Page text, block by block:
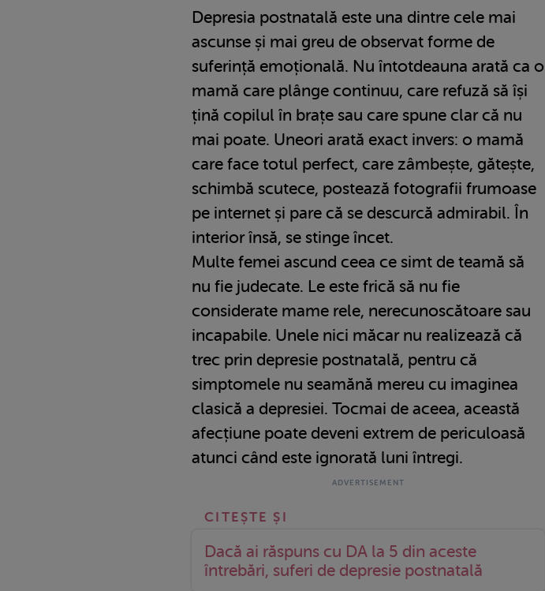
Depresia postnatală este una dintre cele mai
ascunse și mai greu de observat forme de
suferință emoțională. Nu întotdeauna arată ca o
mamă care plânge continuu, care refuză să își
țină copilul în brațe sau care spune clar că nu
mai poate. Uneori arată exact invers: o mamă
care face totul perfect, care zâmbește, gătește,
schimbă scutece, postează fotografii frumoase
pe internet și pare că se descurcă admirabil. În
interior însă, se stinge încet.
Multe femei ascund ceea ce simt de teamă să
nu fie judecate. Le este frică să nu fie
considerate mame rele, nerecunoscătoare sau
incapabile. Unele nici măcar nu realizează că
trec prin depresie postnatală, pentru că
simptomele nu seamănă mereu cu imaginea
clasică a depresiei. Tocmai de aceea, această
afecțiune poate deveni extrem de periculoasă
atunci când este ignorată luni întregi.
Dacă ai răspuns cu DA la 5 din aceste
întrebări, suferi de depresie postnatală